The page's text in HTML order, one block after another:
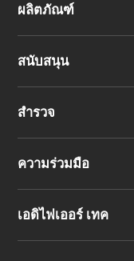
ผลิตภัณฑ์
สนับสนุน
สำรวจ
ความร่วมมือ
เอดิไฟเออร์ เทค